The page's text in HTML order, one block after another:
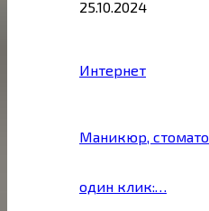
25.10.2024
Интернет
Маникюр,
один клик:…